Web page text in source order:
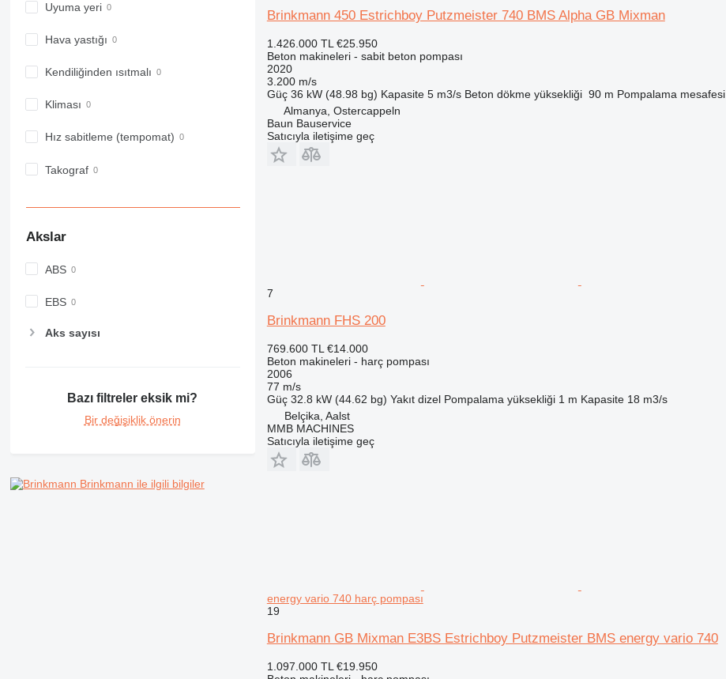
Uyuma yeri
Hava yastığı
Kendiliğinden ısıtmalı
Kliması
Hız sabitleme (tempomat)
Takograf
Akslar
ABS
EBS
Aks sayısı
Bazı filtreler eksik mi?
Bir değişiklik önerin
Brinkmann ile ilgili bilgiler
Brinkmann 450 Estrichboy Putzmeister 740 BMS Alpha GB Mixman
1.426.000 TL €25.950
Beton makineleri - sabit beton pompası
2020
3.200 m/s
Güç 36 kW (48.98 bg) Kapasite 5 m3/s Beton dökme yüksekliği 90 m Pompalama mesafesi
Almanya, Ostercappeln
Baun Bauservice
Satıcıyla iletişime geç
7
Brinkmann FHS 200
769.600 TL €14.000
Beton makineleri - harç pompası
2006
77 m/s
Güç 32.8 kW (44.62 bg) Yakıt dizel Pompalama yüksekliği 1 m Kapasite 18 m3/s
Belçika, Aalst
MMB MACHINES
Satıcıyla iletişime geç
energy vario 740 harç pompası
19
Brinkmann GB Mixman E3BS Estrichboy Putzmeister BMS energy vario 740
1.097.000 TL €19.950